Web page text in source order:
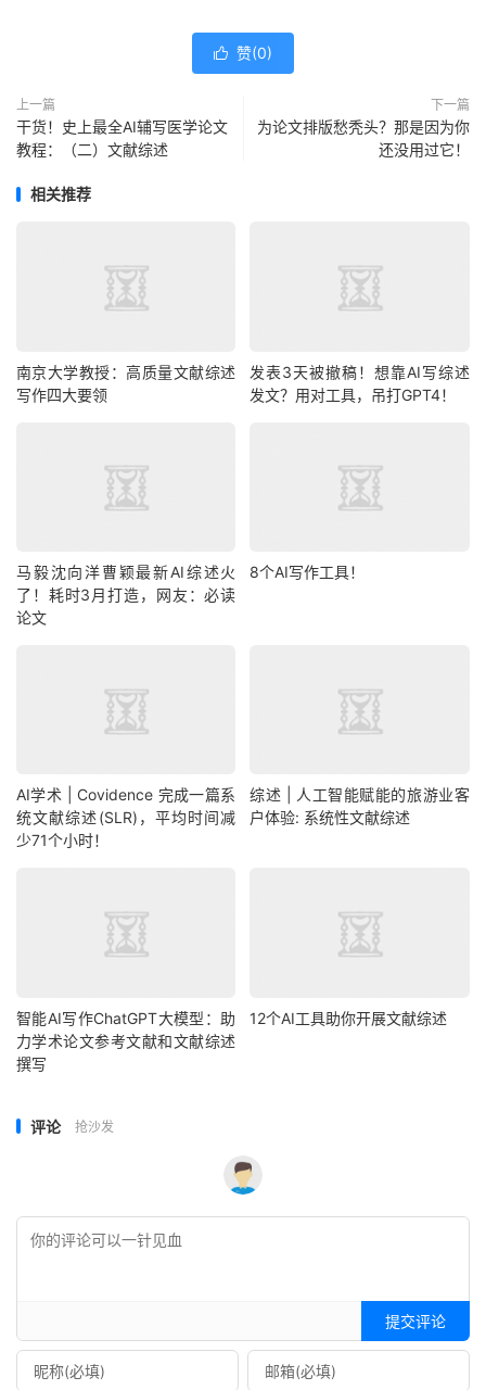
 赞(0)
上一篇
干货！史上最全AI辅写医学论文
教程：（二）文献综述
下一篇
为论文排版愁秃头？那是因为你
还没用过它！
相关推荐
南京大学教授：高质量文献综述
写作四大要领
发表3天被撤稿！想靠AI写综述
发文？用对工具，吊打GPT4！
马毅沈向洋曹颖最新AI综述火
了！耗时3月打造，网友：必读
论文
8个AI写作工具！
AI学术 | Covidence 完成一篇系
统文献综述(SLR)，平均时间减
少71个小时！
综述 | 人工智能赋能的旅游业客
户体验: 系统性文献综述
智能AI写作ChatGPT大模型：助
力学术论文参考文献和文献综述
撰写
12个AI工具助你开展文献综述
评论 抢沙发
提交评论